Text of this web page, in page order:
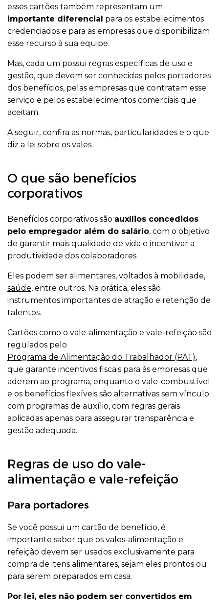
esses cartões também representam um
importante diferencial para os estabelecimentos
credenciados e para as empresas que disponibilizam
esse recurso à sua equipe.
Mas, cada um possui regras específicas de uso e
gestão, que devem ser conhecidas pelos portadores
dos benefícios, pelas empresas que contratam esse
serviço e pelos estabelecimentos comerciais que
aceitam.
A seguir, confira as normas, particularidades e o que
diz a lei sobre os vales.
O que são benefícios
corporativos
Benefícios corporativos são auxílios concedidos
pelo empregador além do salário, com o objetivo
de garantir mais qualidade de vida e incentivar a
produtividade dos colaboradores.
Eles podem ser alimentares, voltados à mobilidade,
saúde, entre outros. Na prática, eles são
instrumentos importantes de atração e retenção de
talentos.
Cartões como o vale-alimentação e vale-refeição são
regulados pelo
Programa de Alimentação do Trabalhador (PAT),
que garante incentivos fiscais para às empresas que
aderem ao programa, enquanto o vale-combustível
e os benefícios flexíveis são alternativas sem vínculo
com programas de auxílio, com regras gerais
aplicadas apenas para assegurar transparência e
gestão adequada.
Regras de uso do vale-
alimentação e vale-refeição
Para portadores
Se você possui um cartão de benefício, é
importante saber que os vales-alimentação e
refeição devem ser usados exclusivamente para
compra de itens alimentares, sejam eles prontos ou
para serem preparados em casa.
Por lei, eles não podem ser convertidos em